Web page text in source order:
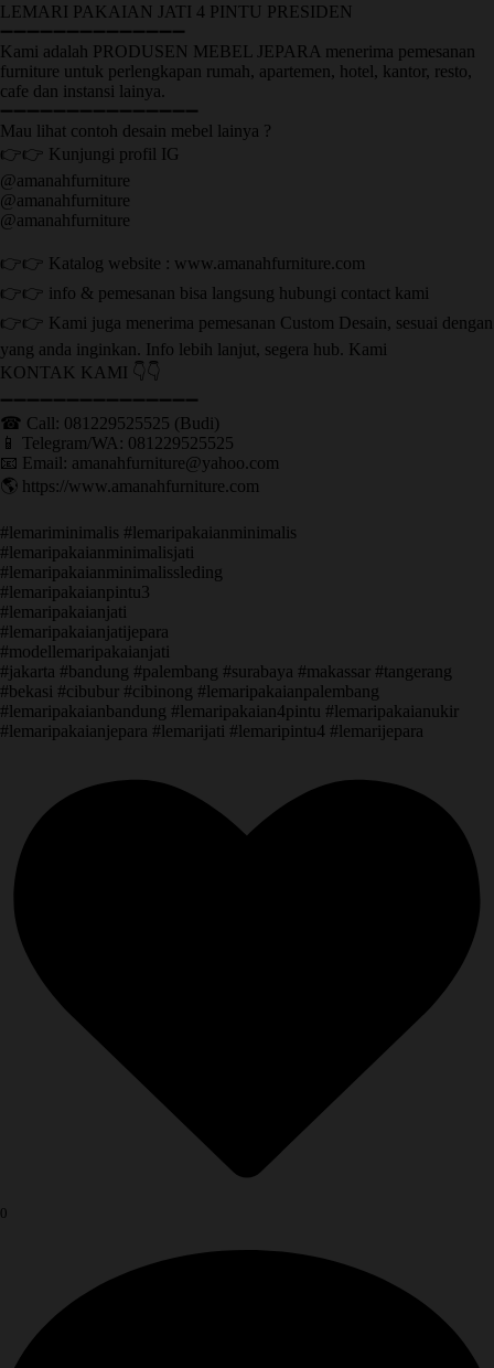
LEMARI PAKAIAN JATI 4 PINTU PRESIDEN
➖➖➖➖➖➖➖➖➖➖➖➖➖➖
Kami adalah PRODUSEN MEBEL JEPARA menerima pemesanan
furniture untuk perlengkapan rumah, apartemen, hotel, kantor, resto,
cafe dan instansi lainya.
➖➖➖➖➖➖➖➖➖➖➖➖➖➖➖
Mau lihat contoh desain mebel lainya ?
👉👉 Kunjungi profil IG
@amanahfurniture
@amanahfurniture
@amanahfurniture
👉👉 Katalog website : www.amanahfurniture.com
👉👉 info & pemesanan bisa langsung hubungi contact kami
👉👉 Kami juga menerima pemesanan Custom Desain, sesuai dengan
yang anda inginkan. Info lebih lanjut, segera hub. Kami
KONTAK KAMI 👇👇
➖➖➖➖➖➖➖➖➖➖➖➖➖➖➖ ㅤ
☎ Call: 081229525525 (Budi)
📱 Telegram/WA: 081229525525
📧 Email: amanahfurniture@yahoo.com
🌎 https://www.amanahfurniture.com
#lemariminimalis #lemaripakaianminimalis
#lemaripakaianminimalisjati
#lemaripakaianminimalissleding
#lemaripakaianpintu3
#lemaripakaianjati
#lemaripakaianjatijepara
#modellemaripakaianjati
#jakarta #bandung #palembang #surabaya #makassar #tangerang
#bekasi #cibubur #cibinong #lemaripakaianpalembang
#lemaripakaianbandung #lemaripakaian4pintu #lemaripakaianukir
#lemaripakaianjepara #lemarijati #lemaripintu4 #lemarijepara
0